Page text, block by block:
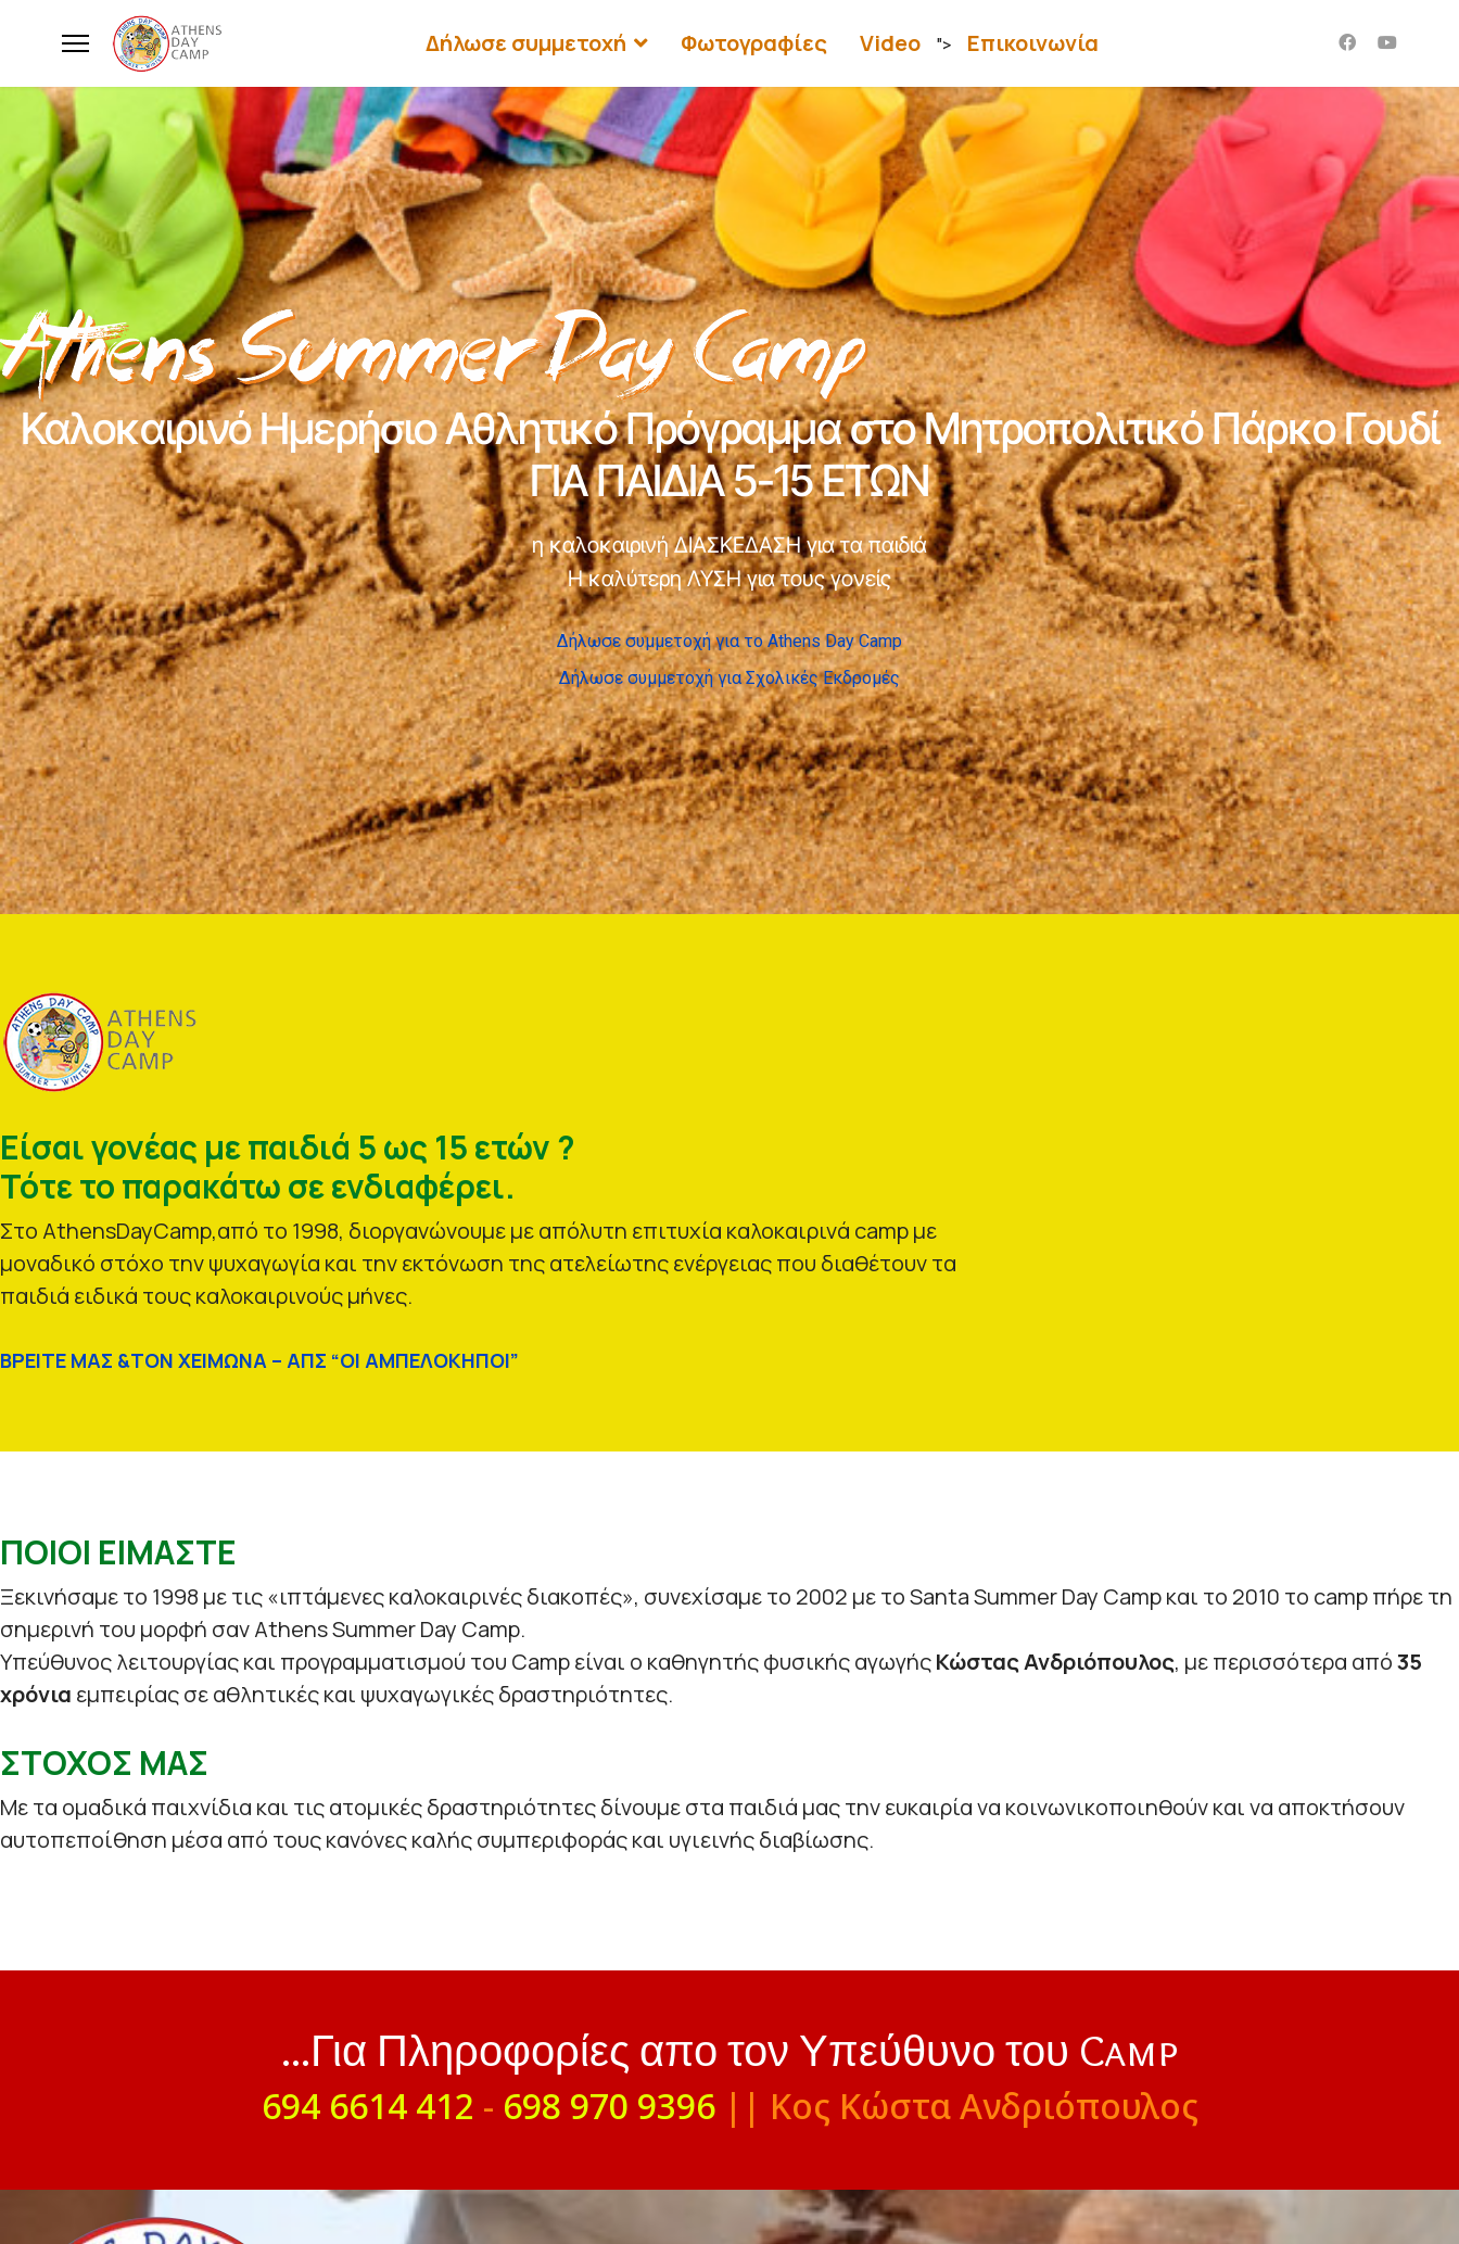
Δήλωσε συμμετοχή Φωτογραφίες Video "> Επικοινωνία
Καλοκαιρινό Ημερήσιο Αθλητικό Πρόγραμμα στο Μητροπολιτικό Πάρκο Γουδί
ΓΙΑ ΠΑΙΔΙΑ 5-15 ΕΤΩΝ
η καλοκαιρινή ΔΙΑΣΚΕΔΑΣΗ για τα παιδιά
Η καλύτερη ΛΥΣΗ για τους γονείς
Δήλωσε συμμετοχή για το Athens Day Camp
Δήλωσε συμμετοχή για Σχολικές Εκδρομές
Είσαι γονέας με παιδιά 5 ως 15 ετών ?
Τότε το παρακάτω σε ενδιαφέρει.
Στο AthensDayCamp,από το 1998, διοργανώνουμε με απόλυτη επιτυχία καλοκαιρινά camp με
μοναδικό στόχο την ψυχαγωγία και την εκτόνωση της ατελείωτης ενέργειας που διαθέτουν τα
παιδιά ειδικά τους καλοκαιρινούς μήνες.
ΒΡΕΙΤΕ ΜΑΣ &ΤΟΝ ΧΕΙΜΩΝΑ – ΑΠΣ “ΟΙ ΑΜΠΕΛΟΚΗΠΟΙ”
ΠΟΙΟΙ ΕΙΜΑΣΤΕ
Ξεκινήσαμε το 1998 με τις «ιπτάμενες καλοκαιρινές διακοπές», συνεχίσαμε το 2002 με το Santa Summer Day Camp και το 2010 το camp πήρε τη
σημερινή του μορφή σαν Athens Summer Day Camp.
Υπεύθυνος λειτουργίας και προγραμματισμού του Camp είναι ο καθηγητής φυσικής αγωγήςΚώστας Ανδριόπουλος, με περισσότερα από35
χρόνια εμπειρίας σε αθλητικές και ψυχαγωγικές δραστηριότητες.
ΣΤΟΧΟΣ ΜΑΣ
Με τα ομαδικά παιχνίδια και τις ατομικές δραστηριότητες δίνουμε στα παιδιά μας την ευκαιρία να κοινωνικοποιηθούν και να αποκτήσουν
αυτοπεποίθηση μέσα από τους κανόνες καλής συμπεριφοράς και υγιεινής διαβίωσης.
...Για Πληροφορίες απο τον Υπεύθυνο του Camp
694 6614 412 - 698 970 9396|| Κος Κώστα Ανδριόπουλος